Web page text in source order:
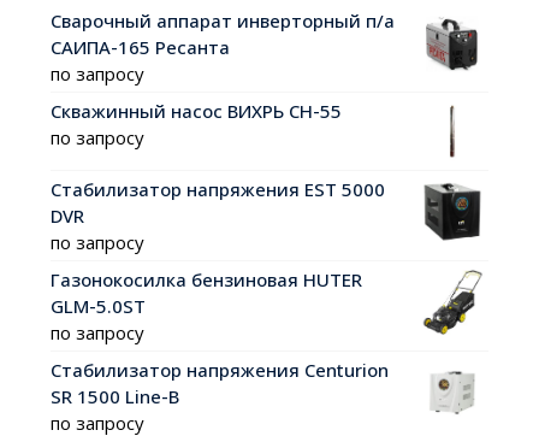
Сварочный аппарат инверторный п/а
САИПА-165 Ресанта
по запросу
Скважинный насос ВИХРЬ СН-55
по запросу
Стабилизатор напряжения EST 5000
DVR
по запросу
Газонокосилка бензиновая HUTER
GLM-5.0ST
по запросу
Стабилизатор напряжения Centurion
SR 1500 Line-B
по запросу